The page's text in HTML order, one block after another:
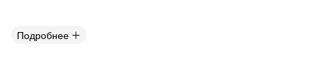
Подробнее